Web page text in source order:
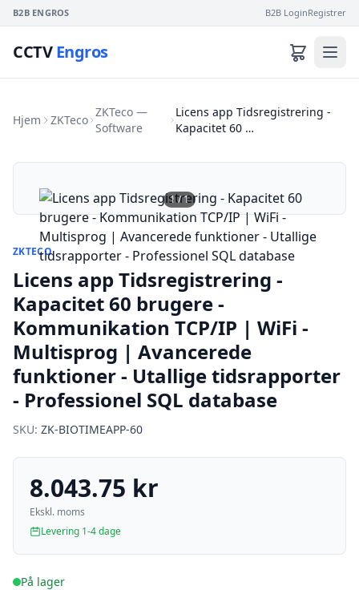
B2B ENGROS B2B LoginRegistrer
CCTVEngros
Hjem ZKTeco
ZKTeco —
Software
Licens app Tidsregistrering -
Kapacitet 60 …
1/1
ZKTECO
Licens app Tidsregistrering -
Kapacitet 60 brugere -
Kommunikation TCP/IP | WiFi -
Multisprog | Avancerede
funktioner - Utallige tidsrapporter
- Professionel SQL database
SKU: ZK-BIOTIMEAPP-60
8.043.75 kr
Ekskl. moms
Levering 1-4 dage
På lager